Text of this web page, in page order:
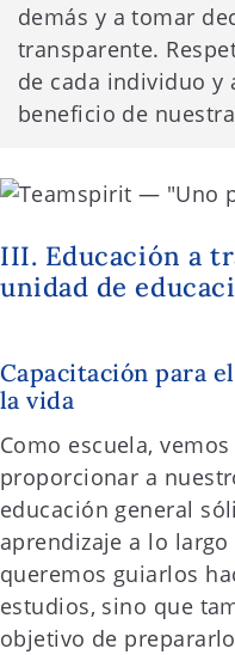
demás y a tomar
transparente.
de cada individuo y
beneficio de
III. Educación a
unidad de
Capacitación para
la vida
Como escuela,
proporcionar a
educación general
aprendizaje a lo
queremos guiarlos
estudios, sino que
objetivo de